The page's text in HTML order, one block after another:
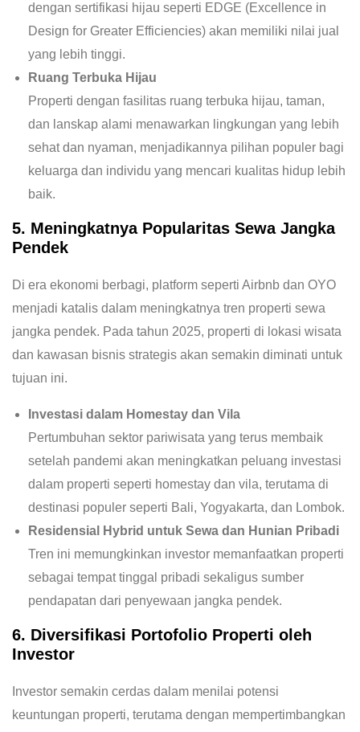
dengan sertifikasi hijau seperti EDGE (Excellence in
Design for Greater Efficiencies) akan memiliki nilai jual
yang lebih tinggi.
Ruang Terbuka Hijau
Properti dengan fasilitas ruang terbuka hijau, taman,
dan lanskap alami menawarkan lingkungan yang lebih
sehat dan nyaman, menjadikannya pilihan populer bagi
keluarga dan individu yang mencari kualitas hidup lebih
baik.
5. Meningkatnya Popularitas Sewa Jangka
Pendek
Di era ekonomi berbagi, platform seperti Airbnb dan OYO
menjadi katalis dalam meningkatnya tren properti sewa
jangka pendek. Pada tahun 2025, properti di lokasi wisata
dan kawasan bisnis strategis akan semakin diminati untuk
tujuan ini.
Investasi dalam Homestay dan Vila
Pertumbuhan sektor pariwisata yang terus membaik
setelah pandemi akan meningkatkan peluang investasi
dalam properti seperti homestay dan vila, terutama di
destinasi populer seperti Bali, Yogyakarta, dan Lombok.
Residensial Hybrid untuk Sewa dan Hunian Pribadi
Tren ini memungkinkan investor memanfaatkan properti
sebagai tempat tinggal pribadi sekaligus sumber
pendapatan dari penyewaan jangka pendek.
6. Diversifikasi Portofolio Properti oleh
Investor
Investor semakin cerdas dalam menilai potensi
keuntungan properti, terutama dengan mempertimbangkan